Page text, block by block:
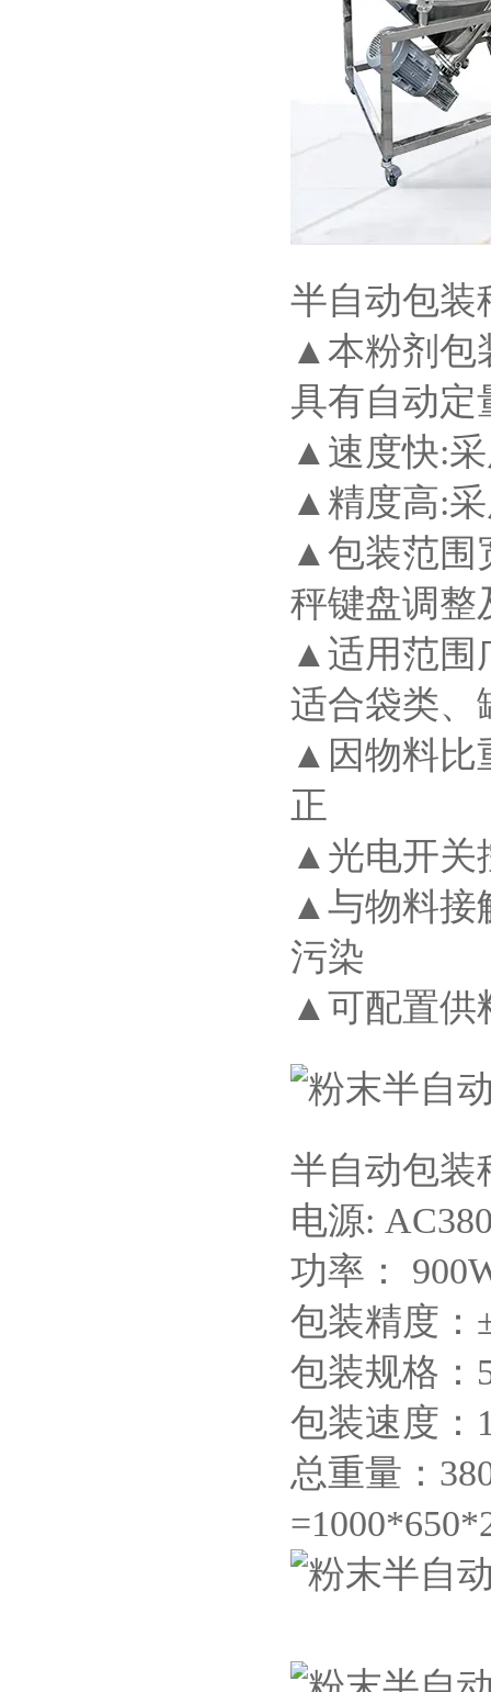
半自动包装
▲本粉剂包
具有自动定
▲速度快:
▲精度高:
▲包装范围
秤键盘调整
▲适用范围
适合袋类、
▲因物料比
正
▲光电开关
▲与物料接
污染
▲可配置供
半自动包装
电源:
功率：
包装精度：
包装规格：
包装速度：
总重量：